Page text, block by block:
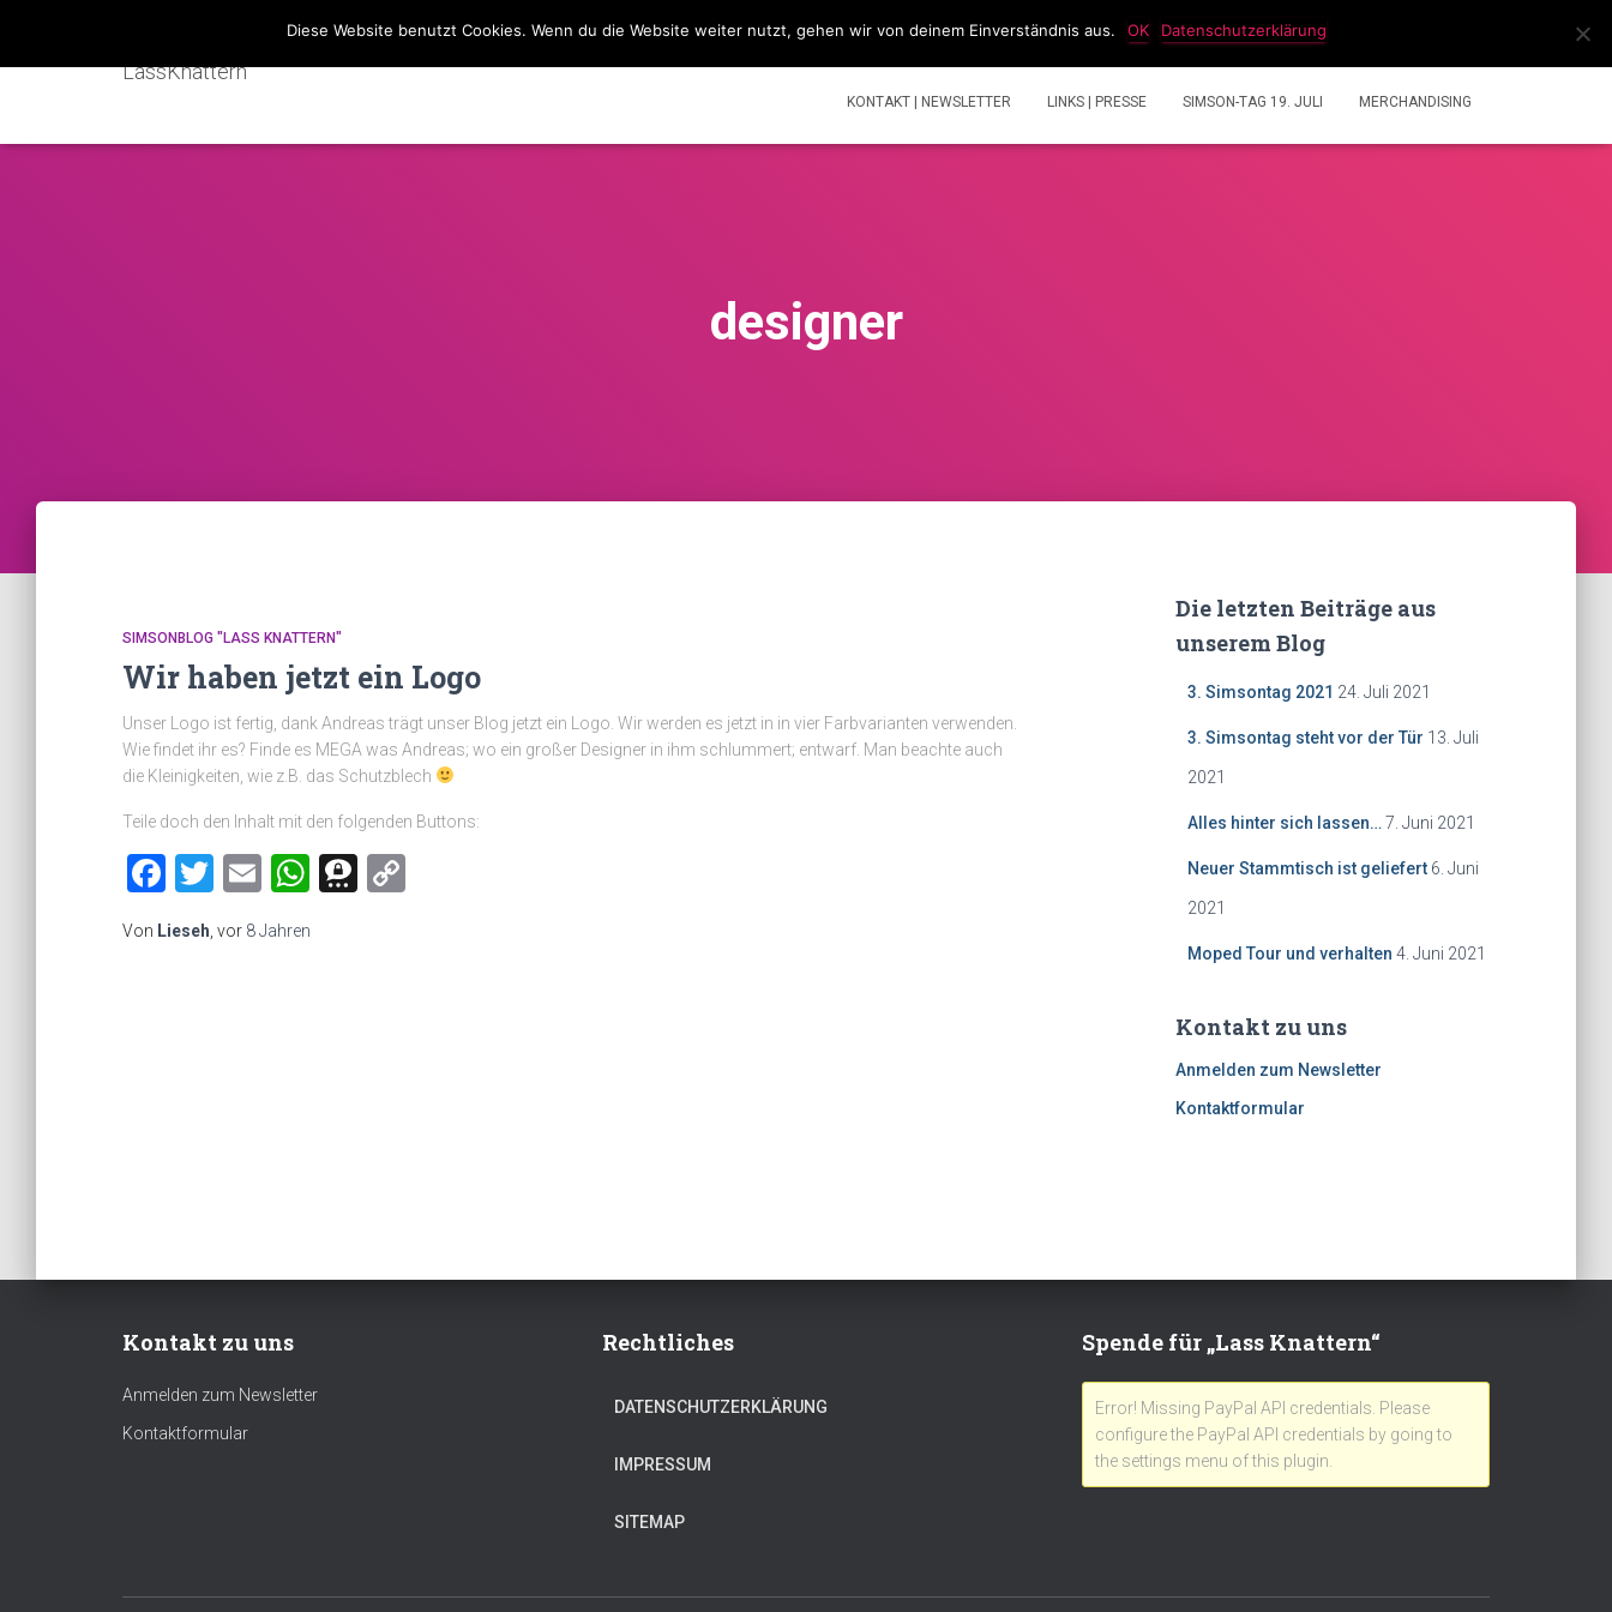
LassKnattern
SIMSONBLOG „LASS KNATTERN“ SIMSON TOUREN | VIDEOS 2 TAKT GEMISCHRECHNER
KONTAKT | NEWSLETTER LINKS | PRESSE SIMSON-TAG 19. JULI MERCHANDISING
designer
SIMSONBLOG "LASS KNATTERN"
Wir haben jetzt ein Logo
Unser Logo ist fertig, dank Andreas trägt unser Blog jetzt ein Logo. Wir werden es jetzt in in vier Farbvarianten verwenden.
Wie findet ihr es? Finde es MEGA was Andreas; wo ein großer Designer in ihm schlummert; entwarf. Man beachte auch
die Kleinigkeiten, wie z.B. das Schutzblech
Teile doch den Inhalt mit den folgenden Buttons:
Facebook
Twitter
EmailWhatsApp
Threema
Von Lieseh , vor 8 Jahren
Die letzten Beiträge aus
unserem Blog
3. Simsontag 2021 24. Juli 2021
3. Simsontag steht vor der Tür 13. Juli
2021
Alles hinter sich lassen… 7. Juni 2021
Neuer Stammtisch ist geliefert 6. Juni
2021
Moped Tour und verhalten 4. Juni 2021
Kontakt zu uns
Anmelden zum Newsletter
Kontaktformular
Kontakt zu uns
Anmelden zum Newsletter
Kontaktformular
Rechtliches
DATENSCHUTZERKLÄRUNG
IMPRESSUM
SITEMAP
Spende für „Lass Knattern“
Error! Missing PayPal API credentials. Please
configure the PayPal API credentials by going to
the settings menu of this plugin.
Diese Website benutzt Cookies. Wenn du die Website weiter nutzt, gehen wir von deinem Einverständnis aus. OK Datenschutzerklärung